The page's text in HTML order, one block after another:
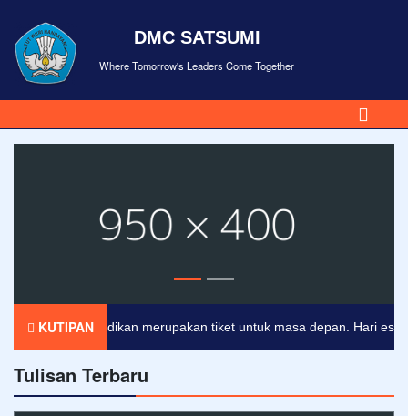
DMC SATSUMI
Where Tomorrow's Leaders Come Together
KUTIPAN
Pendidikan merupakan tiket untuk masa depan. Hari esok
Tulisan Terbaru